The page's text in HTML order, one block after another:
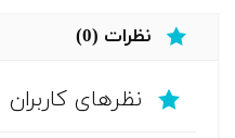
نظرات (0)
نظرهای کاربران